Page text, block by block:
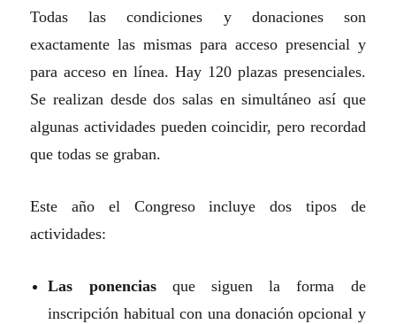
Todas las condiciones y donaciones son
exactamente las mismas para acceso presencial y
para acceso en línea. Hay 120 plazas presenciales.
Se realizan desde dos salas en simultáneo así que
algunas actividades pueden coincidir, pero recordad
que todas se graban.
Este año el Congreso incluye dos tipos de
actividades:
Las ponenciasque siguen la forma de
inscripción habitual con una donación opcional y